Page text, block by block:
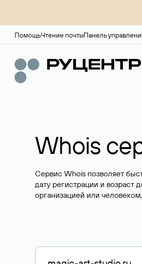
ПомощьЧтение почтыПанель
Whois
Сервис Whois позволяет
дату регистрации и возраст
организацией или